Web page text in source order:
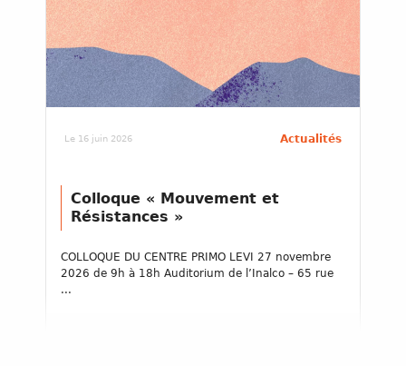
Le 16 juin 2026 Actualités
Colloque « Mouvement et
Résistances »
COLLOQUE DU CENTRE PRIMO LEVI 27 novembre
2026 de 9h à 18h Auditorium de l’Inalco – 65 rue
...